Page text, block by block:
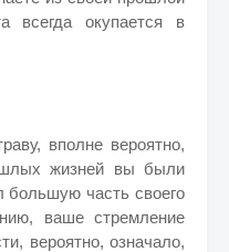
всегда окупается в
вполне вероятно,
жизней вы были
большую часть своего
ваше стремление
вероятно, означало,